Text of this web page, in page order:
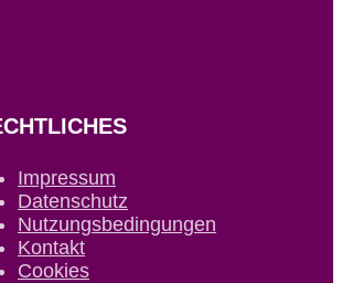
Impressum
Datenschutz
Nutzungsbedingungen
Kontakt
Cookies